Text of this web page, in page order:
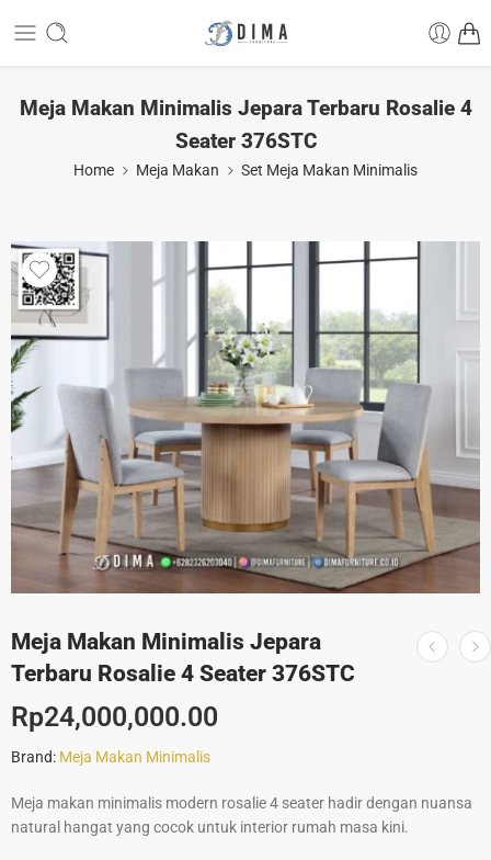
Meja Makan Minimalis Jepara Terbaru Rosalie 4
Seater 376STC
Home Meja Makan Set Meja Makan Minimalis
Meja Makan Minimalis Jepara
Terbaru Rosalie 4 Seater 376STC
Rp24,000,000.00
Brand: Meja Makan Minimalis
Meja makan minimalis modern rosalie 4 seater hadir dengan nuansa
natural hangat yang cocok untuk interior rumah masa kini.